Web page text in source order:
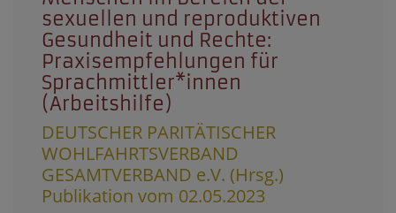
sexuellen und reproduktiven
Gesundheit und Rechte:
Praxisempfehlungen für
Sprachmittler*innen
(Arbeitshilfe)
DEUTSCHER PARITÄTISCHER
WOHLFAHRTSVERBAND
GESAMTVERBAND e.V. (Hrsg.)
Publikation vom 02.05.2023